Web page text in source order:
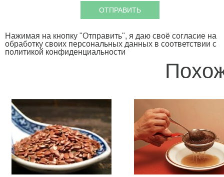
Нажимая на кнопку "Отправить", я даю своё согласие на
обработку своих персональных данных в соответствии с
политикой конфиденциальности